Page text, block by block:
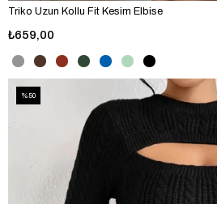
Triko Uzun Kollu Fit Kesim Elbise
₺659,00
%50